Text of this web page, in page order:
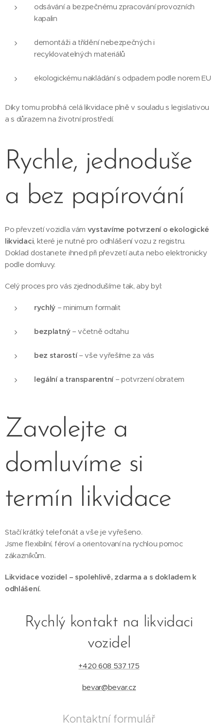
odsávání a bezpečnému zpracování provozních
kapalin
demontáži a třídění nebezpečných i
recyklovatelných materiálů
ekologickému nakládání s odpadem podle norem EU
Díky tomu probíhá celá likvidace plně v souladu s legislativou
a s důrazem na životní prostředí.
Rychle, jednoduše
a bez papírování
Po převzetí vozidla vám vystavíme potvrzení o ekologické
likvidaci, které je nutné pro odhlášení vozu z registru.
Doklad dostanete ihned při převzetí auta nebo elektronicky
podle domluvy.
Celý proces pro vás zjednodušíme tak, aby byl:
rychlý – minimum formalit
bezplatný– včetně odtahu
bez starostí– vše vyřešíme za vás
legální a transparentní– potvrzení obratem
Zavolejte a
domluvíme si
termín likvidace
Stačí krátký telefonát a vše je vyřešeno.
Jsme flexibilní, féroví a orientovaní na rychlou pomoc
zákazníkům.
Likvidace vozidel – spolehlivě, zdarma a s dokladem k
odhlášení.
Rychlý kontakt na likvidaci
vozidel
+420 608 537 175
bevar@bevar.cz
Kontaktní formulář